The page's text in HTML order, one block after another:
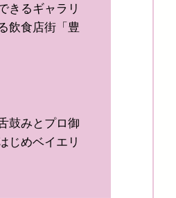
きるギャラリ
飲食店街「豊
鼓みとプロ御
じめベイエリ